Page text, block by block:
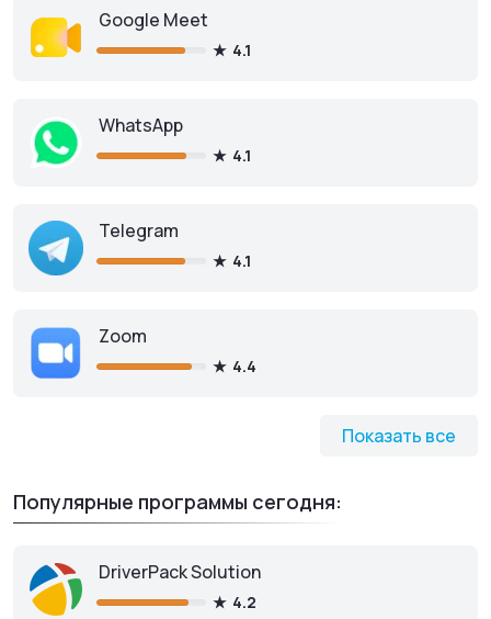
Показать все
Google Meet
4.1
WhatsApp
4.1
Telegram
4.1
Zoom
4.4
Популярные программы сегодня:
DriverPack Solution
4.2